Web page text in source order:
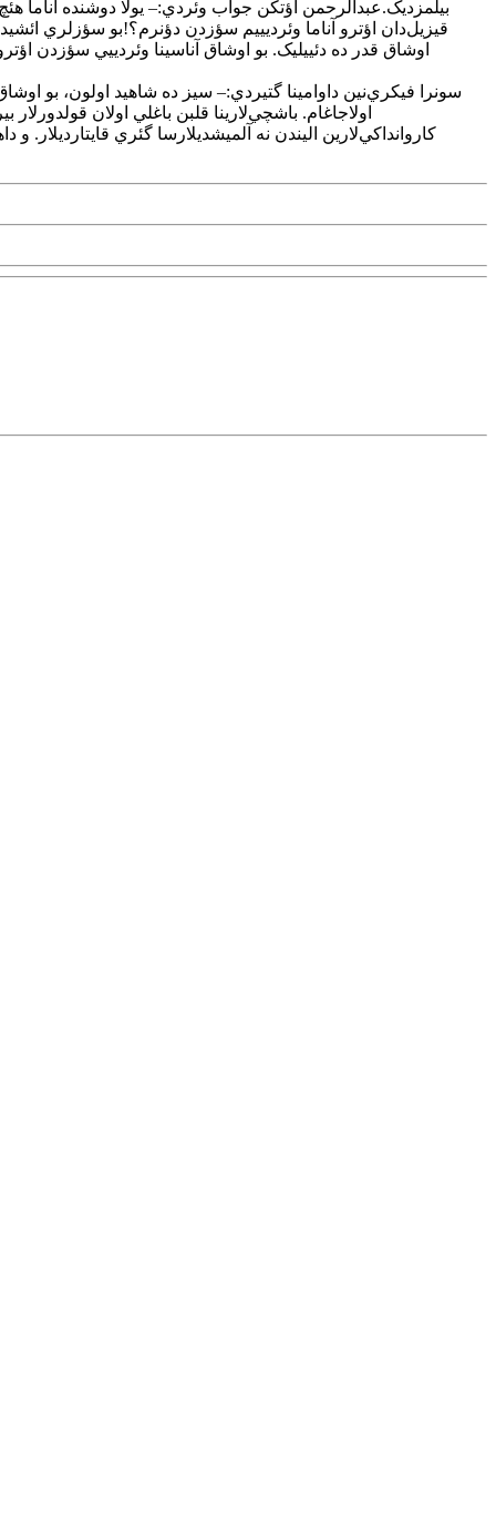
قيزيل‌دان اؤترو آناما وئرديييم سؤزدن دؤنرم؟!بو سؤزلري
اوشاق قدر ده دئييليک. بو اوشاق آناسينا وئردييي سؤزدن
سونرا فيکري‌نين داوامينا گتيردي:– سيز ده شاهيد اولون، بو
اولاجاغام. باشچي‌لارينا قلبن باغلي اولان
کاروانداکي‌لارين اليندن نه آلميشديلارسا گئري قايتارديلار.